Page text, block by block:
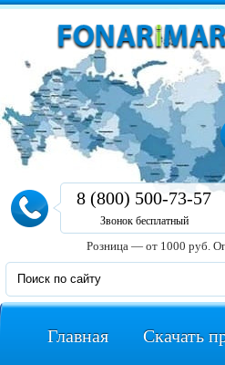
8 (800) 500-73-57
Звонок бесплатный
Розница — от 1000 руб.
Главная Скачать